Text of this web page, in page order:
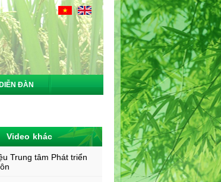
DIỄN ĐÀN
Video khác
Trung tâm Phát triển